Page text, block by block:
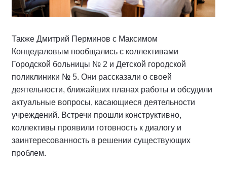
Также Дмитрий Перминов с Максимом
Концедаловым пообщались с коллективами
Городской больницы № 2 и Детской городской
поликлиники № 5. Они рассказали о своей
деятельности, ближайших планах работы и обсудили
актуальные вопросы, касающиеся деятельности
учреждений. Встречи прошли конструктивно,
коллективы проявили готовность к диалогу и
заинтересованность в решении существующих
проблем.